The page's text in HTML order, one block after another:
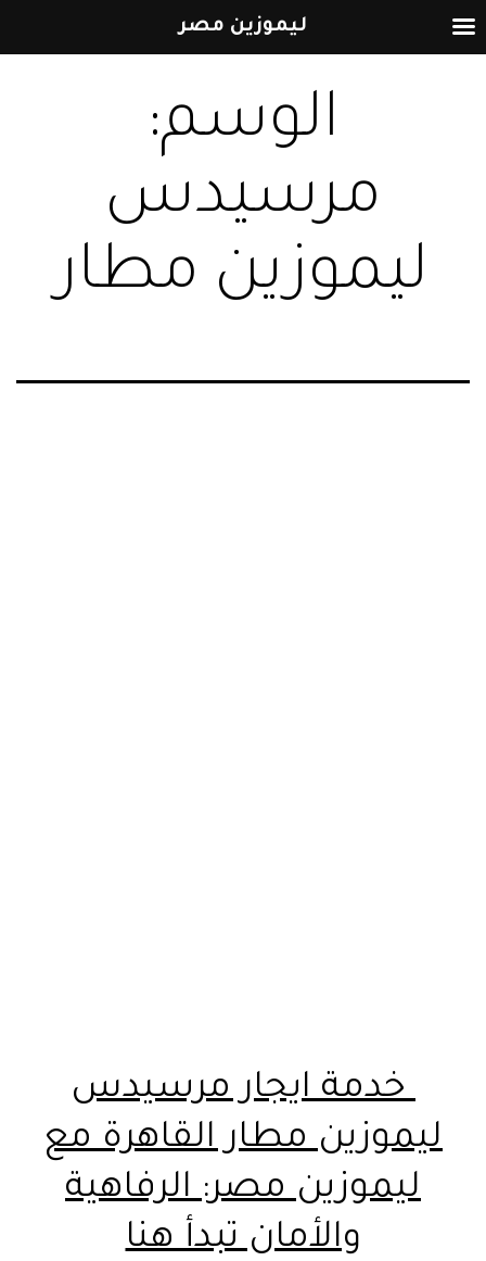
إلى
الوسم:
مرسيدس
ليموزين مطار
خدمة ايجار مرسيدس
ليموزين مطار القاهرة مع
ليموزين مصر: الرفاهية
والأمان تبدأ هنا
ليموزين مصر